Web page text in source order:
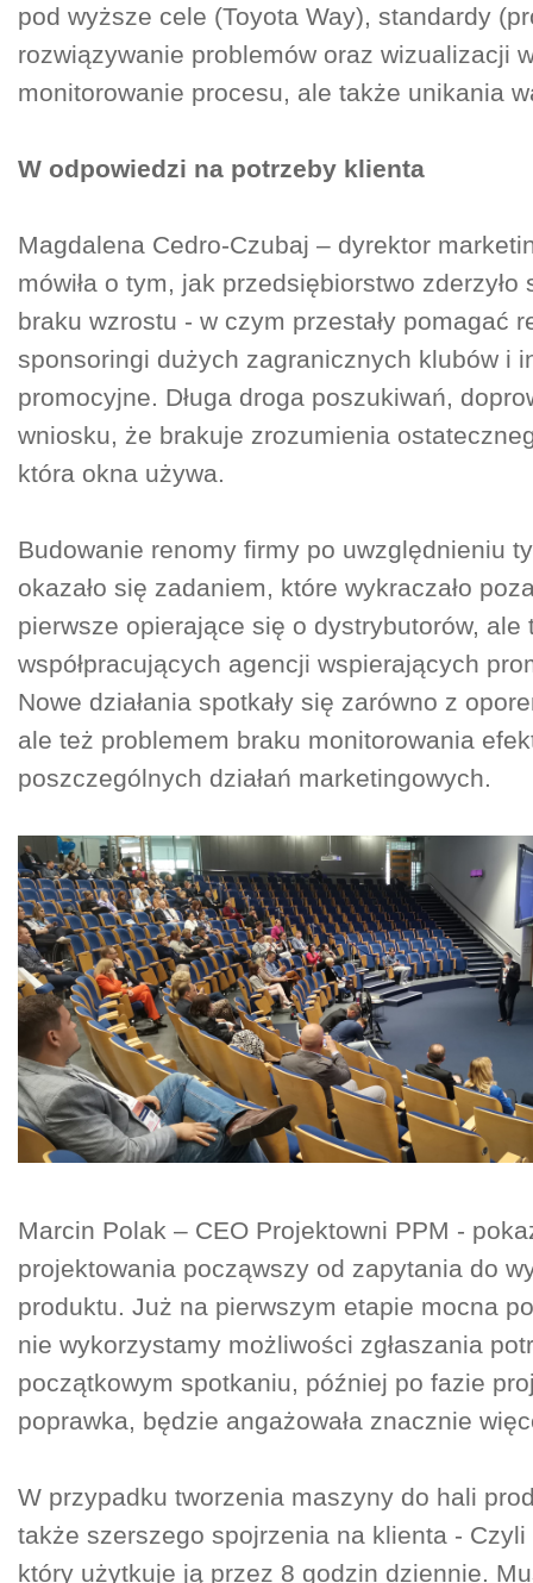
pod wyższe cele (Toyota Way), standardy
rozwiązywanie problemów oraz wizualizacji
monitorowanie procesu, ale także unikania
W odpowiedzi na potrzeby klienta
Magdalena Cedro-Czubaj – dyrektor
mówiła o tym, jak przedsiębiorstwo
braku wzrostu - w czym przestały pomagać
sponsoringi dużych zagranicznych klubów i
promocyjne. Długa droga poszukiwań,
wniosku, że brakuje zrozumienia
która okna używa.
Budowanie renomy firmy po uwzględnieniu
okazało się zadaniem, które wykraczało
pierwsze opierające się o dystrybutorów, ale
współpracujących agencji wspierających
Nowe działania spotkały się zarówno z
ale też problemem braku monitorowania
poszczególnych działań marketingowych.
Marcin Polak – CEO Projektowni PPM -
projektowania począwszy od zapytania do
produktu. Już na pierwszym etapie mocna
nie wykorzystamy możliwości zgłaszania
początkowym spotkaniu, później po fazie
poprawka, będzie angażowała znacznie
W przypadku tworzenia maszyny do hali
także szerszego spojrzenia na klienta -
który użytkuje ją przez 8 godzin dziennie.